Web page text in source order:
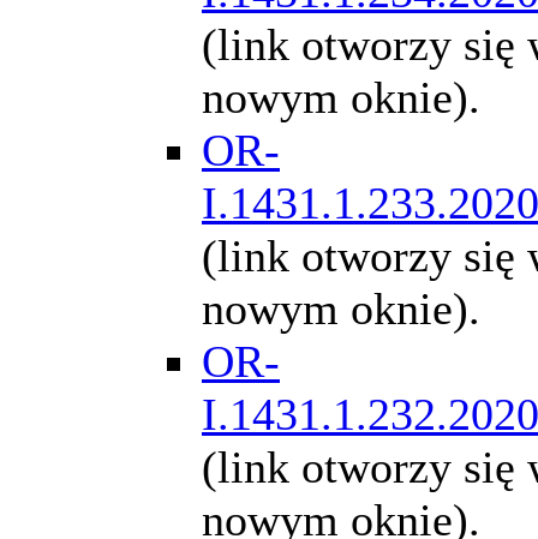
(link otworzy się
nowym oknie).
OR-
I.1431.1.233.2020
(link otworzy się
nowym oknie).
OR-
I.1431.1.232.2020
(link otworzy się
nowym oknie).